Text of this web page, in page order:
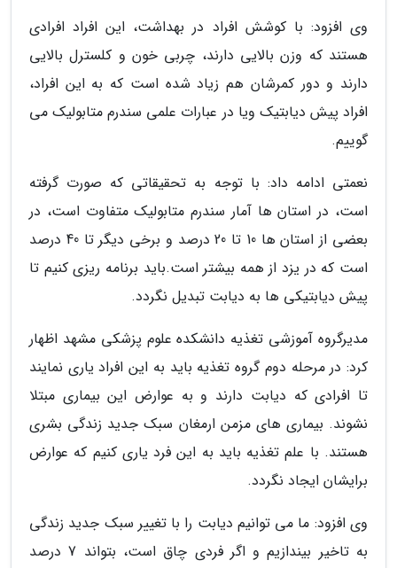
وی افزود: با کوشش افراد در بهداشت، این افراد افرادی
هستند که وزن بالایی دارند، چربی خون و کلسترل بالایی
دارند و دور کمرشان هم زیاد شده است که به این افراد،
افراد پیش دیابتیک ویا در عبارات علمی سندرم متابولیک می
گوییم.
نعمتی ادامه داد: با توجه به تحقیقاتی که صورت گرفته
است، در استان ها آمار سندرم متابولیک متفاوت است، در
بعضی از استان ها 10 تا 20 درصد و برخی دیگر تا 40 درصد
است که در یزد از همه بیشتر است.باید برنامه ریزی کنیم تا
پیش دیابتیکی ها به دیابت تبدیل نگردد.
مدیرگروه آموزشی تغذیه دانشکده علوم پزشکی مشهد اظهار
کرد: در مرحله دوم گروه تغذیه باید به این افراد یاری نمایند
تا افرادی که دیابت دارند و به عوارض این بیماری مبتلا
نشوند. بیماری های مزمن ارمغان سبک جدید زندگی بشری
هستند. با علم تغذیه باید به این فرد یاری کنیم که عوارض
برایشان ایجاد نگردد.
وی افزود: ما می توانیم دیابت را با تغییر سبک جدید زندگی
به تاخیر بیندازیم و اگر فردی چاق است، بتواند 7 درصد